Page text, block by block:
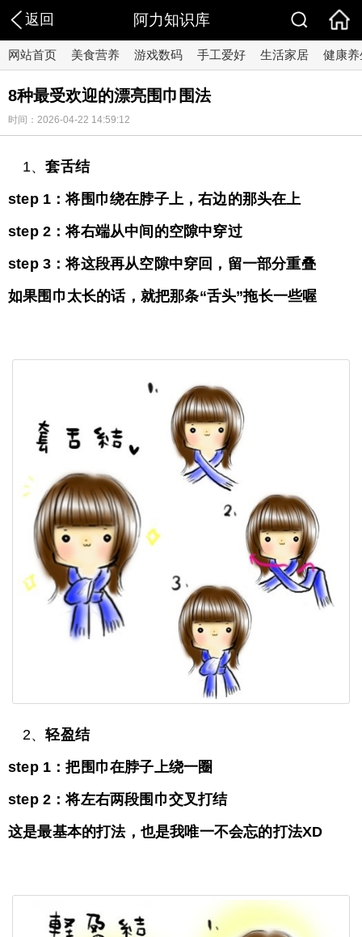
返回 阿力知识库
网站首页 美食营养 游戏数码 手工爱好 生活家居 健康养
8种最受欢迎的漂亮围巾围法
时间：2026-04-22 14:59:12
1、套舌结
step 1：将围巾绕在脖子上，右边的那头在上
step 2：将右端从中间的空隙中穿过
step 3：将这段再从空隙中穿回，留一部分重叠
如果围巾太长的话，就把那条“舌头”拖长一些喔
2、轻盈结
step 1：把围巾在脖子上绕一圈
step 2：将左右两段围巾交叉打结
这是最基本的打法，也是我唯一不会忘的打法XD